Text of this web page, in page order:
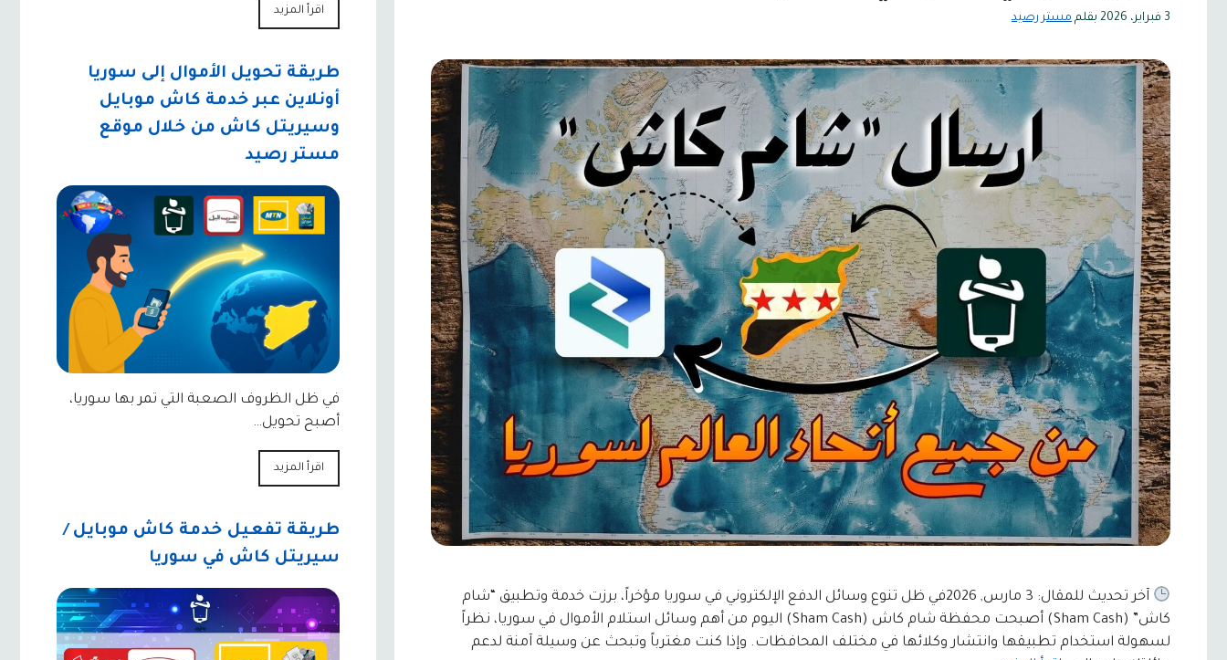
3 فبراير، 2026 بقلم مستر رصيد
آخر تحديث للمقال: 3 مارس, 2026في ظل تنوع وسائل الدفع الإلكتروني في سوريا مؤخراً، برزت خدمة وتطبيق “شام
كاش” (Sham Cash) أصبحت محفظة شام كاش (Sham Cash) اليوم من أهم وسائل استلام الأموال في سوريا، نظراً
لسهولة استخدام تطبيقها وانتشار وكلائها في مختلف المحافظات. وإذا كنت مغترباً وتبحث عن وسيلة آمنة لدعم
اقرأ المزيد
طريقة تحويل الأموال إلى سوريا
أونلاين عبر خدمة كاش موبايل
وسيريتل كاش من خلال موقع
مستر رصيد
في ظل الظروف الصعبة التي تمر بها سوريا،
أصبح تحويل…
اقرأ المزيد
طريقة تفعيل خدمة كاش موبايل /
سيريتل كاش في سوريا